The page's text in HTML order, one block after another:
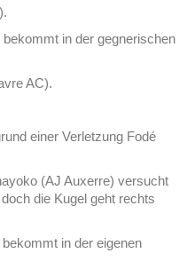
in der gegnerischen
AC).
einer Verletzung Fodé
(AJ Auxerre) versucht
die Kugel geht rechts
in der eigenen